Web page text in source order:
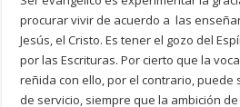
procurar vivir de acuerdo a las
Jesús, el Cristo. Es tener el gozo del
por las Escrituras. Por cierto que la
reñida con ello, por el contrario,
de servicio, siempre que la ambición